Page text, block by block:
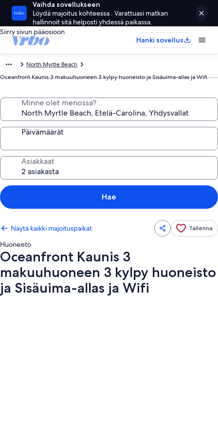
Vaihda sovellukseen
Löydä majoitus kohteessa . Varattuasi matkan
hallinnoit sitä helposti yhdessä paikassa.
Siirry sivun pääosioon
Hanki sovellus
North Myrtle Beach
Oceanfront Kaunis 3 makuuhuoneen 3 kylpy huoneisto ja Sisäuima-allas ja Wifi
Minne olet menossa?
Päivämäärät
Asiakkaat
Hae
Näytä kaikki majoituspaikat Tallenna
Huoneisto
Oceanfront Kaunis 3
makuuhuoneen 3 kylpy huoneisto
ja Sisäuima-allas ja Wifi